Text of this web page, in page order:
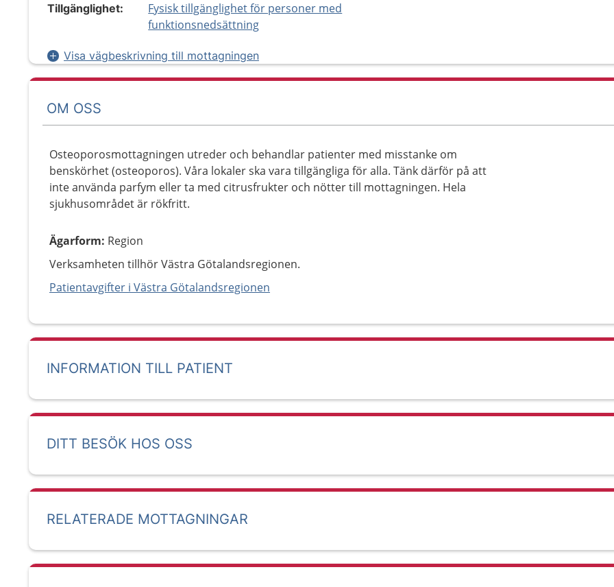
Tillgänglighet:
Fysisk tillgänglighet för personer med
funktionsnedsättning
Visa vägbeskrivning till mottagningen
OM OSS
Osteoporosmottagningen utreder och behandlar patienter med misstanke om
benskörhet (osteoporos). Våra lokaler ska vara tillgängliga för alla. Tänk därför på att
inte använda parfym eller ta med citrusfrukter och nötter till mottagningen. Hela
sjukhusområdet är rökfritt.
Ägarform: Region
Verksamheten tillhör Västra Götalandsregionen.
Patientavgifter i Västra Götalandsregionen
INFORMATION TILL PATIENT
DITT BESÖK HOS OSS
RELATERADE MOTTAGNINGAR